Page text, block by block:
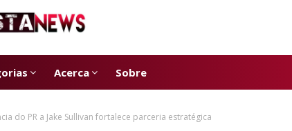
Acerca Sobre
do PR a Jake Sullivan fortalece parceria estratégica